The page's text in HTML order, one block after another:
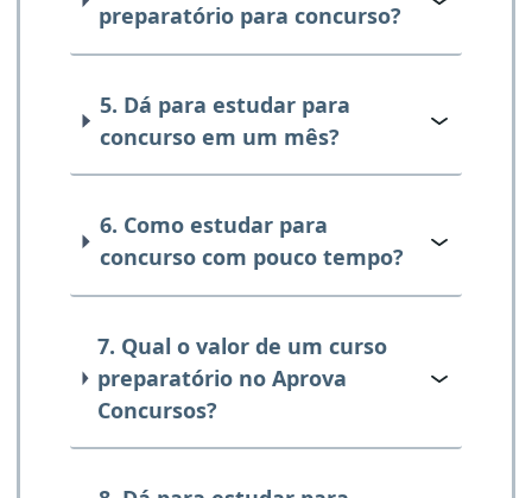
preparatório para concurso?
5. Dá para estudar para
concurso em um mês?
6. Como estudar para
concurso com pouco tempo?
7. Qual o valor de um curso
preparatório no Aprova
Concursos?